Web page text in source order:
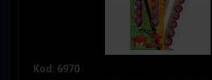
Kod: 6970